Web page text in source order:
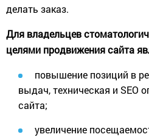
делать заказ.
Для владельцев
целями продвижения сайта
повышение позиций в
выдач, техническая и SEO
сайта;
увеличение